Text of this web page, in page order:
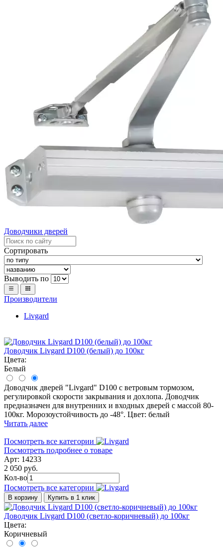
Доводчики дверей
Сортировать
Выводить по
Производители
Livgard
Доводчик Livgard D100 (белый) до 100кг
Цвета:
Белый
Доводчик дверей "Livgard" D100 с ветровым тормозом,
регулировкой скорости закрывания и дохлопа. Доводчик
предназначен для внутренних и входных дверей с массой 80-
100кг. Морозоустойчивость до -48°. Цвет: белый
Читать далее
Посмотреть все категории
Посмотреть подробнее о товаре
Арт: 14233
2 050 руб.
Кол-во
Посмотреть все категории
В корзину Купить в 1 клик
Доводчик Livgard D100 (светло-коричневый) до 100кг
Цвета:
Коричневый